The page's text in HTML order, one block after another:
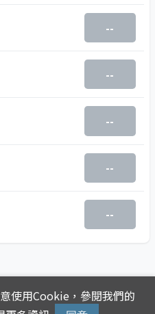
--
--
--
--
--
使用Cookie，參閱我們的